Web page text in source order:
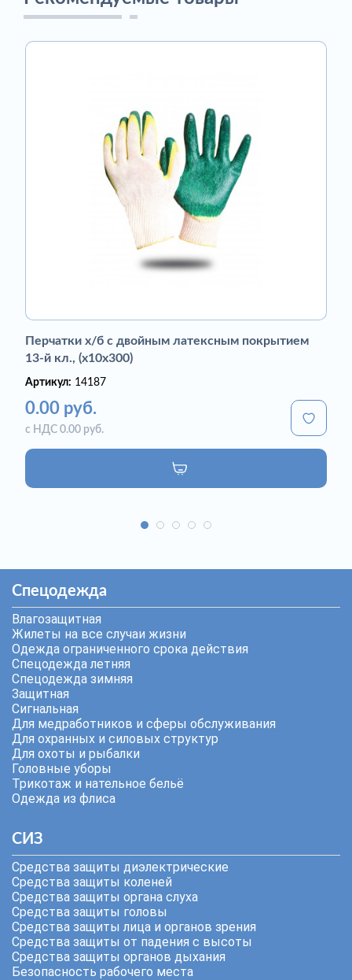
Перчатки х/б с двойным латексным покрытием
13-й кл., (х10х300)
Артикул: 14187
0.00 руб.
с НДС 0.00 руб.
Спецодежда
Влагозащитная
Жилеты на все случаи жизни
Одежда ограниченного срока действия
Спецодежда летняя
Спецодежда зимняя
Защитная
Сигнальная
Для медработников и сферы обслуживания
Для охранных и силовых структур
Для охоты и рыбалки
Головные уборы
Трикотаж и нательное бельё
Одежда из флиса
СИЗ
Средства защиты диэлектрические
Средства защиты коленей
Средства защиты органа слуха
Средства защиты головы
Средства защиты лица и органов зрения
Средства защиты от падения с высоты
Средства защиты органов дыхания
Безопасность рабочего места